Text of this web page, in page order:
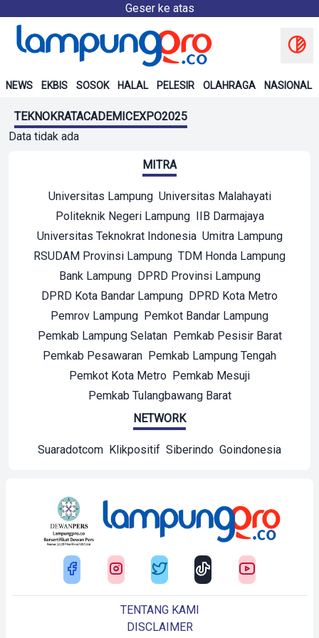
Geser ke atas
NEWS EKBIS SOSOK HALAL PELESIR OLAHRAGA NASIONAL
TEKNOKRATACADEMICEXPO2025
Data tidak ada
MITRA
Universitas Lampung Universitas Malahayati
Politeknik Negeri Lampung IIB Darmajaya
Universitas Teknokrat Indonesia Umitra Lampung
RSUDAM Provinsi Lampung TDM Honda Lampung
Bank Lampung DPRD Provinsi Lampung
DPRD Kota Bandar Lampung DPRD Kota Metro
Pemrov Lampung Pemkot Bandar Lampung
Pemkab Lampung Selatan Pemkab Pesisir Barat
Pemkab Pesawaran Pemkab Lampung Tengah
Pemkot Kota Metro Pemkab Mesuji
Pemkab Tulangbawang Barat
NETWORK
Suaradotcom Klikpositif Siberindo Goindonesia
TENTANG KAMI
DISCLAIMER